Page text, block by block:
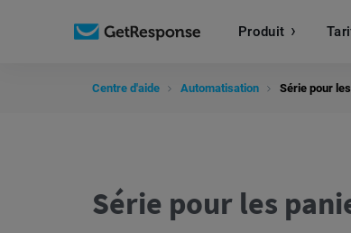
Produit
Centre d'aide Automatisation Série pour
Série pour les